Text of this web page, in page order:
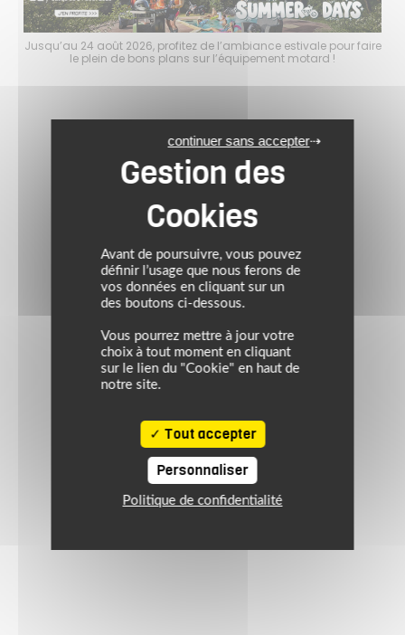
Jusqu’au 24 août 2026, profitez de l’ambiance estivale pour faire
le plein de bons plans sur l’équipement motard !
Avant de poursuivre, vous pouvez
définir l’usage que nous ferons de
vos données en cliquant sur un
des boutons ci-dessous.
Vous pourrez mettre à jour votre
choix à tout moment en cliquant
sur le lien du "Cookie" en haut de
notre site.
Tout accepter
continuer sans accepter
Personnaliser
Politique de confidentialité